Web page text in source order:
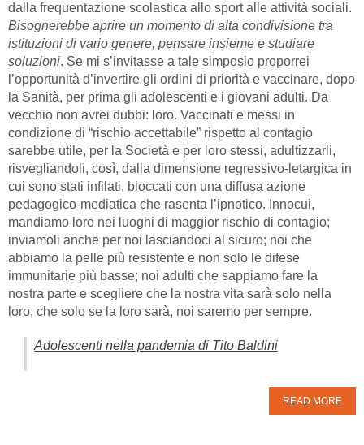
dalla frequentazione scolastica allo sport alle attività sociali.
Bisognerebbe aprire un momento di alta condivisione tra
istituzioni di vario genere, pensare insieme e studiare
soluzioni. Se mi s’invitasse a tale simposio proporrei
l’opportunità d’invertire gli ordini di priorità e vaccinare, dopo
la Sanità, per prima gli adolescenti e i giovani adulti. Da
vecchio non avrei dubbi: loro. Vaccinati e messi in
condizione di “rischio accettabile” rispetto al contagio
sarebbe utile, per la Società e per loro stessi, adultizzarli,
risvegliandoli, così, dalla dimensione regressivo-letargica in
cui sono stati infilati, bloccati con una diffusa azione
pedagogico-mediatica che rasenta l’ipnotico. Innocui,
mandiamo loro nei luoghi di maggior rischio di contagio;
inviamoli anche per noi lasciandoci al sicuro; noi che
abbiamo la pelle più resistente e non solo le difese
immunitarie più basse; noi adulti che sappiamo fare la
nostra parte e scegliere che la nostra vita sarà solo nella
loro, che solo se la loro sarà, noi saremo per sempre.
Adolescenti nella pandemia di Tito Baldini
READ MORE